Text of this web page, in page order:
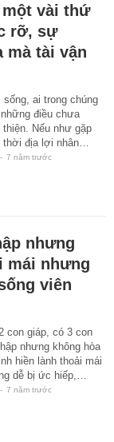
một vài thứ
rỡ, sự
mà tài vận
sống, ai trong chúng
điều chưa
Nếu như gặp
địa lợi nhân…
- 7 năm trước
nhưng
mái nhưng
viên
con giáp, có 3 con
nhưng không hòa
hiền lành thoải mái
dễ bị ức hiếp,…
- 7 năm trước